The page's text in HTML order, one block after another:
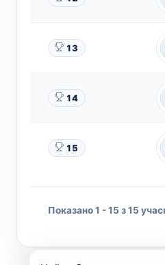
13
14
15
Показано 1 - 15 з 15